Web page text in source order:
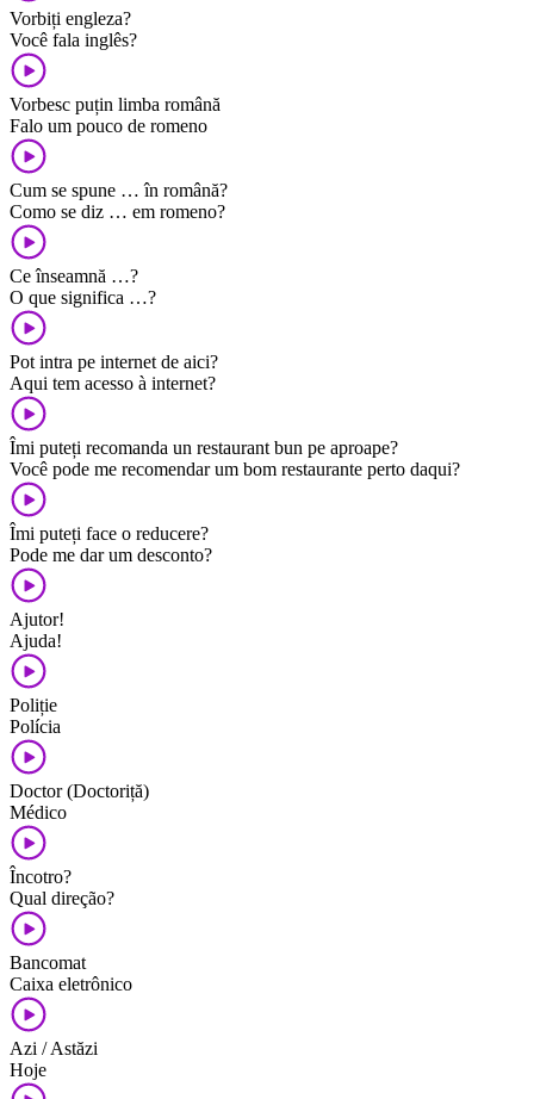
Vorbiți engleza?
Você fala inglês?
Vorbesc puțin limba română
Falo um pouco de romeno
Cum se spune … în română?
Como se diz … em romeno?
Ce înseamnă …?
O que significa …?
Pot intra pe internet de aici?
Aqui tem acesso à internet?
Îmi puteți recomanda un restaurant bun pe aproape?
Você pode me recomendar um bom restaurante perto daqui?
Îmi puteți face o reducere?
Pode me dar um desconto?
Ajutor!
Ajuda!
Poliție
Polícia
Doctor (Doctoriță)
Médico
Încotro?
Qual direção?
Bancomat
Caixa eletrônico
Azi / Astăzi
Hoje